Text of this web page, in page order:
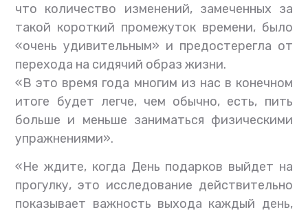
что количество изменений, замеченных за
такой короткий промежуток времени, было
«очень удивительным» и предостерегла от
перехода на сидячий образ жизни.
«В это время года многим из нас в конечном
итоге будет легче, чем обычно, есть, пить
больше и меньше заниматься физическими
упражнениями».
«Не ждите, когда День подарков выйдет на
прогулку, это исследование действительно
показывает важность выхода каждый день,